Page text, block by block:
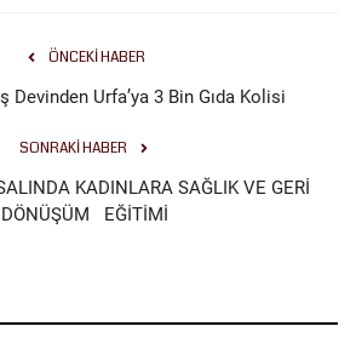
ÖNCEKI HABER
Devinden Urfa’ya 3 Bin Gıda Kolisi
SONRAKI HABER
KADINLARA SAĞLIK VE GERİ
DÖNÜŞÜM EĞİTİMİ